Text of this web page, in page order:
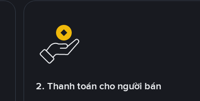
2. Thanh toán cho người bán